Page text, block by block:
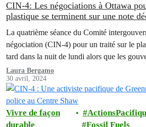
CIN-4: Les négociations à Ottawa
plastique se terminent sur une note
leadership canadien mitigé
La quatrième séance du Comité
négociation (CIN-4) pour un traité sur le
tard dans la nuit de lundi alors que les
n'ont pas réussi à se mettre d'accord sur
à la réduction de la production de plastique
les travaux intersessions, malgré…
Laura Bergamo
30 avril, 2024
Vivre de façon
durable
Fossil Fuels